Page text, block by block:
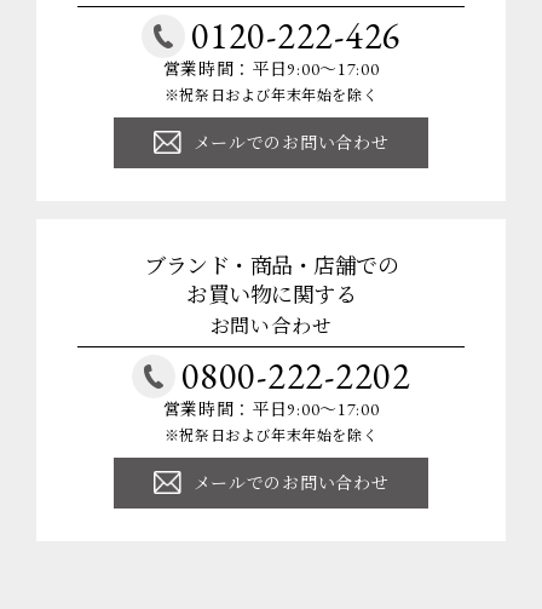
0120-222-426
営業時間：平日9:00～17:00
※祝祭日および年末年始を除く
メールでのお問い合わせ
ブランド・商品・店舗での
お買い物に関する
お問い合わせ
0800-222-2202
営業時間：平日9:00～17:00
※祝祭日および年末年始を除く
メールでのお問い合わせ